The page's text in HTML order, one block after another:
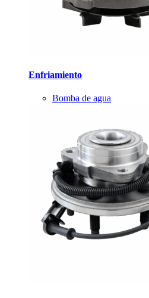
Enfriamiento
Bomba de agua